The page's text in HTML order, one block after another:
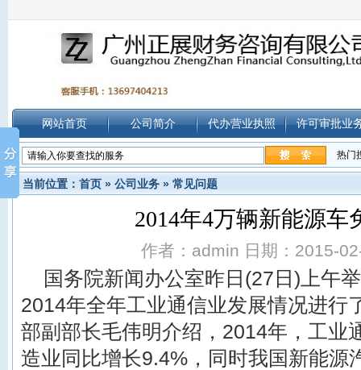
网站首页 公司简介 代办营业执照 许可审批业
热门
当前位置： 首页 » 公司业务 » 常见问题
2014年4万辆新能源车
作者：admin 日期：2015-
国务院新闻办公室昨日(27日)上午
2014年全年工业通信业发展情况进行
部副部长毛伟明介绍，2014年，工业
造业同比增长9.4%，同时我国新能源